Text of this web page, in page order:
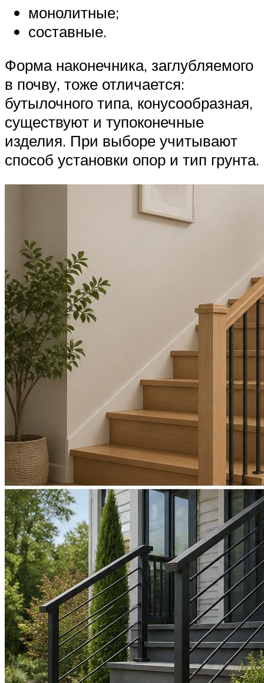
монолитные;
составные.
Форма наконечника, заглубляемого
в почву, тоже отличается:
бутылочного типа, конусообразная,
существуют и тупоконечные
изделия. При выборе учитывают
способ установки опор и тип грунта.